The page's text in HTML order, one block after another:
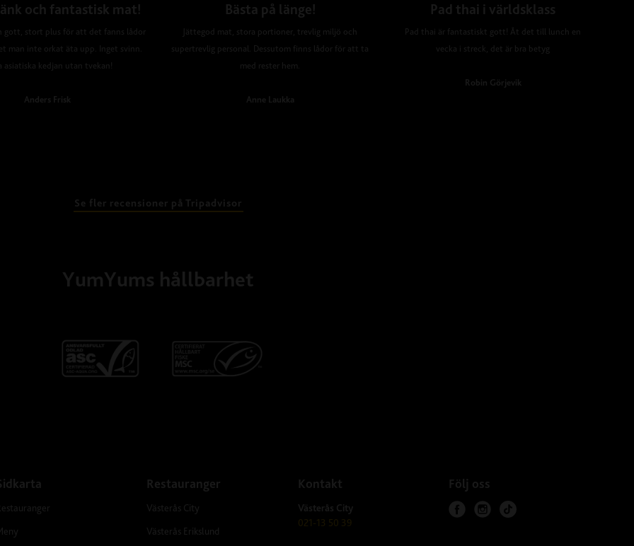
och fantastisk mat!
gott, stort plus för att det fanns lådor
man inte orkat äta upp. Inget svinn.
asiatiska kedjan utan tvekan!
Anders Frisk
Bästa på länge!
Jättegod mat, stora portioner, trevlig miljö och
supertrevlig personal. Dessutom finns lådor för att ta
med rester hem.
Anne Laukka
Pad thai i världsklass
Pad thai är fantastiskt gott! Åt det till lunch en
vecka i streck, det är bra betyg
Robin Görjevik
Se fler recensioner på Tripadvisor
YumYums hållbarhet
Restauranger
Västerås City
Västerås Erikslund
Kontakt
Västerås City
021-13 50 39
Följ oss
f
i
t